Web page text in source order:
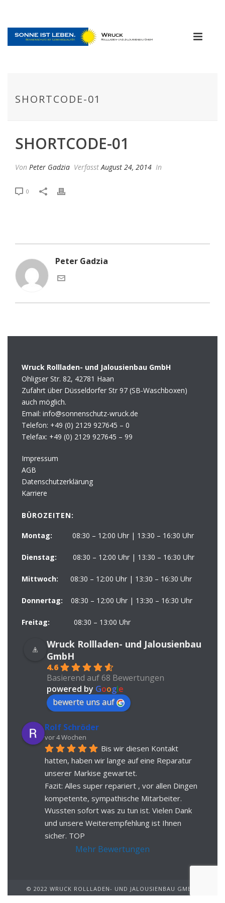
SHORTCODE-01
SHORTCODE-01
Von Peter Gadzia VerfasstAugust 24, 2014 In
0
Peter Gadzia
Wruck Rollladen- und Jalousienbau GmbH
Ohligser Str. 82, 42781 Haan
Zufahrt über Düsseldorfer Str 97 (SB-Waschboxen)
auch möglich.
Email: info@sonnenschutz-wruck.de
Telefon: +49 (0) 2129 927645 – 0
Telefax: +49 (0) 2129 927645 – 99
Impressum
AGB
Datenschutzerklärung
Karriere
BÜROZEITEN:
Montag: 08:30 – 12:00 Uhr | 13:30 – 16:30 Uhr
Dienstag: 08:30 – 12:00 Uhr | 13:30 – 16:30 Uhr
Mittwoch: 08:30 – 12:00 Uhr | 13:30 – 16:30 Uhr
Donnertag: 08:30 – 12:00 Uhr | 13:30 – 16:30 Uhr
Freitag: 08:30 – 13:00 Uhr
Wruck Rollladen- und Jalousienbau
GmbH
4.6
Basierend auf 68 Bewertungen
powered by Google
bewerte uns auf
Rolf Schröder
vor 4 Wochen
Bis wir diesen Kontakt
hatten, haben wir lange auf eine Reparatur
unserer Markise gewartet.
Fazit: Alles super repariert , vor allen Dingen
kompetente, sympathische Mitarbeiter.
Wussten sofort was zu tun ist. Vielen Dank
und unsere Weiterempfehlung ist Ihnen
sicher. TOP
Mehr Bewertungen
© 2022 WRUCK ROLLLADEN- UND JALOUSIENBAU GMBH.